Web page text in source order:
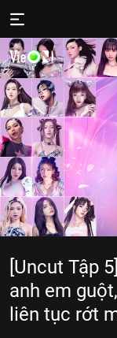
[Uncut Tập
anh em
liên tục rớt